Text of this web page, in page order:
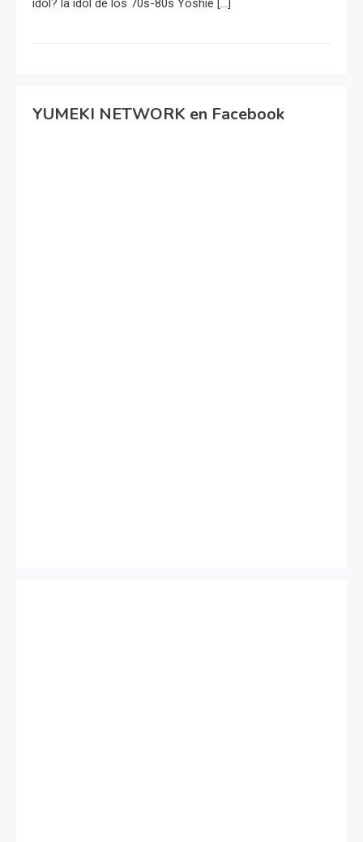
idol? la idol de los 70s-80s Yoshie […]
YUMEKI NETWORK en Facebook